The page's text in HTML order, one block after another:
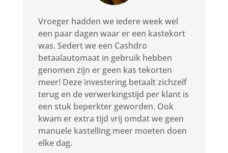
Vroeger hadden we iedere week wel
een paar dagen waar er een kastekort
was. Sedert we een Cashdro
betaalautomaat in gebruik hebben
genomen zijn er geen kas tekorten
meer! Deze investering betaalt zichzelf
terug en de verwerkingstijd per klant is
een stuk beperkter geworden. Ook
kwam er extra tijd vrij omdat we geen
manuele kastelling meer moeten doen
elke dag.